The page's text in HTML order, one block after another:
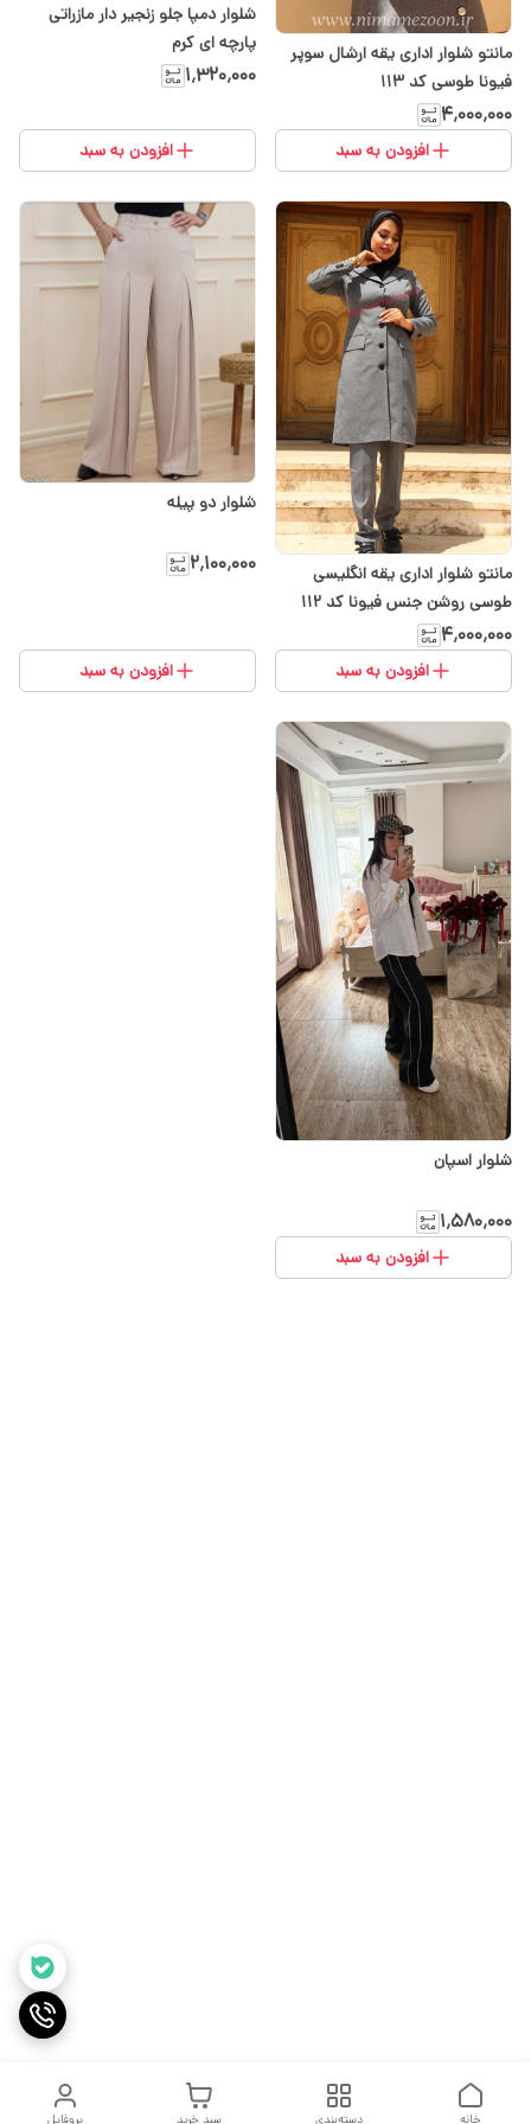
مانتو شلوار اداری یقه ارشال سوپر
فیونا طوسی کد ۱۱۳
۴٬۰۰۰٬۰۰۰
افزودن به سبد
شلوار دمپا جلو زنجیر دار مازراتی
پارچه ای کرم
۱٬۳۲۰٬۰۰۰
افزودن به سبد
مانتو شلوار اداری یقه انگلیسی
طوسی روشن جنس فیونا کد ۱۱۲
۴٬۰۰۰٬۰۰۰
افزودن به سبد
شلوار دو پیله
۲٬۱۰۰٬۰۰۰
افزودن به سبد
شلوار اسپان
۱٬۵۸۰٬۰۰۰
افزودن به سبد
پروفایل سبد خرید دسته‌بندی خانه